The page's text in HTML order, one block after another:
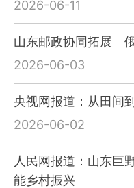
2026-06-11
山东邮政协同拓展
2026-06-03
央视网报道：从田间
2026-06-02
人民网报道：山东巨
能乡村振兴